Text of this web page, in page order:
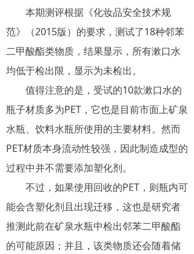
本期测评根据《化妆品安全技术规
范》（2015版）的要求，测试了18种邻苯
二甲酸酯类物质，结果显示，所有漱口水
均低于检出限，显示为未检出。
值得注意的是，受试的10款漱口水的
瓶子材质多为PET，它也是目前市面上矿泉
水瓶、饮料水瓶所使用的主要材料。然而
PET材质本身流动性较强，因此制造成型的
过程中并不需要添加塑化剂。
不过，如果使用回收的PET，则瓶内可
能会含塑化剂且出现迁移，这也是研究者
推测此前在矿泉水瓶中检出邻苯二甲酸酯
的可能原因；并且，该类物质还会随着储